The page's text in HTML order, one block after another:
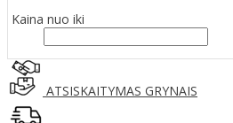
Kaina nuo iki
ATSISKAITYMAS GRYNAIS